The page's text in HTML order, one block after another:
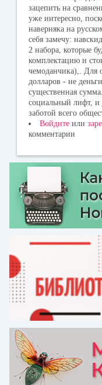
зацепить на
уже интересно,
наверняка на
себя замечу:
2 набора, которые
комплектацию и
чемоданчика),. Для
долларов - не
существенная
социальный лифт, и
заботой всего
Войдите или
комментарии